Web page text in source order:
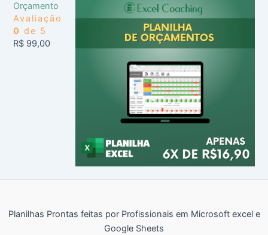
Orçamento
Avaliação
0 de 5
R$ 99,00
Planilhas Prontas feitas por Profissionais em Microsoft excel e
Google Sheets